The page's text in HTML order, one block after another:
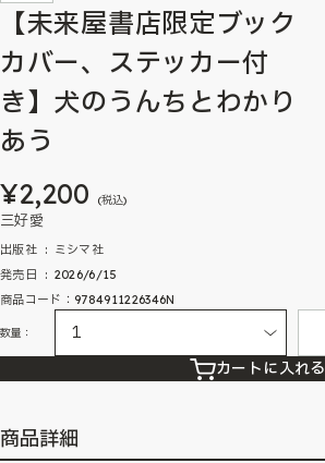
【未来屋書店限定ブック
カバー、ステッカー付
き】犬のうんちとわかり
あう
¥2,200 (税込)
三好愛
出版社 ‏ : ‎ ミシマ社
発売日 ‏ : ‎ 2026/6/15
商品コード：9784911226346N
数量：
カートに入れる
商品詳細